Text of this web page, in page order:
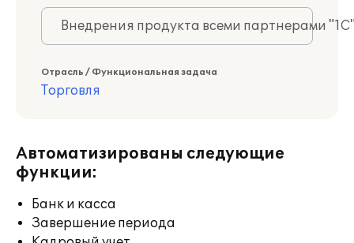
Внедрения продукта всеми партнерами
Отрасль / Функциональная задача
Торговля
Автоматизированы следующие
функции:
Банк и касса
Завершение периода